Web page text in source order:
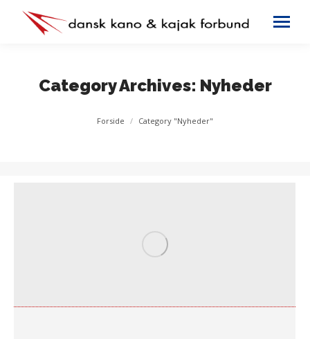
Category Archives: Nyheder
You are here:
Forside Category "Nyheder"